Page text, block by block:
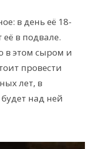
в день её 18-
в подвале.
в этом сыром и
провести
лет, в
над ней